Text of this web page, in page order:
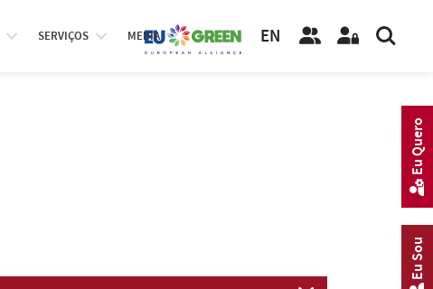
SERVIÇOS MEDIA EN
Eu Sou
Eu Quero